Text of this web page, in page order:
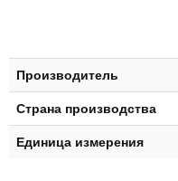
Производитель
Страна производства
Единица измерения